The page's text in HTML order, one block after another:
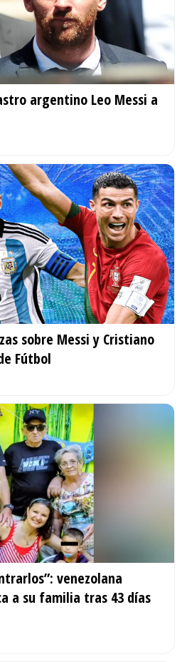
argentino Leo Messi a
sobre Messi y Cristiano
Fútbol
venezolana
a su familia tras 43 días